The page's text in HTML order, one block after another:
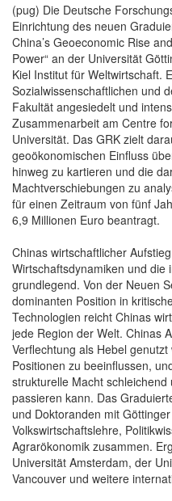
(pug) Die Deutsche
Einrichtung des neuen
China’s Geoeconomic Rise
Power“ an der Universität
Kiel Institut für Weltwirtschaft.
Sozialwissenschaftlichen und
Fakultät angesiedelt und
Zusammenarbeit am Centre
Universität. Das GRK zielt
geoökonomischen Einfluss
hinweg zu kartieren und die
Machtverschiebungen zu
für einen Zeitraum von fünf
6,9 Millionen Euro beantragt.
Chinas wirtschaftlicher
Wirtschaftsdynamiken und die
grundlegend. Von der Neuen
dominanten Position in
Technologien reicht Chinas
jede Region der Welt. Chinas
Verflechtung als Hebel
Positionen zu beeinflussen,
strukturelle Macht
passieren kann. Das
und Doktoranden mit
Volkswirtschaftslehre,
Agrarökonomik zusammen.
Universität Amsterdam, der
Vancouver und weitere